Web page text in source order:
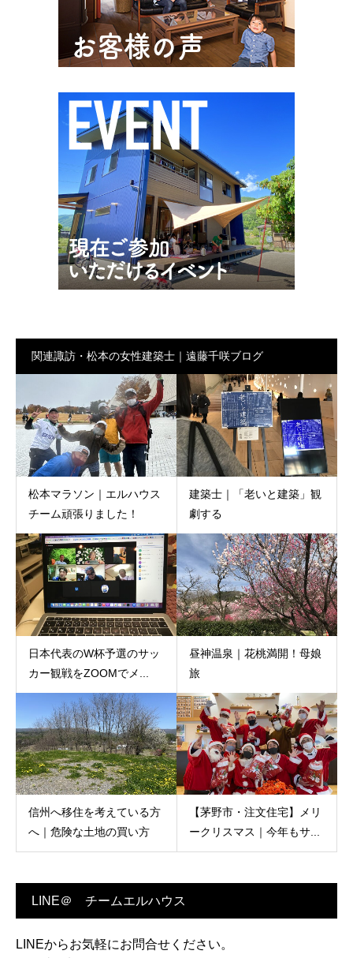
関連諏訪・松本の女性建築士｜遠藤千咲ブログ
松本マラソン｜エルハウス
チーム頑張りました！
建築士｜「老いと建築」観
劇する
日本代表のW杯予選のサッ
カー観戦をZOOMでメ...
昼神温泉｜花桃満開！母娘
旅
信州へ移住を考えている方
へ｜危険な土地の買い方
【茅野市・注文住宅】メリ
ークリスマス｜今年もサ...
LINE＠ チームエルハウス
LINEからお気軽にお問合せください。